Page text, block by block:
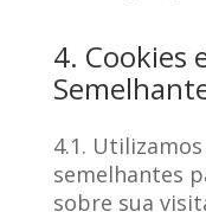
4. Cookies
4.1.
semelhantes
sobre sua